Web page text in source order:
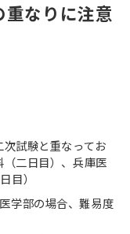
なりに注意
試験と重なってお
二日目）、兵庫医
目）
学部の場合、難易度